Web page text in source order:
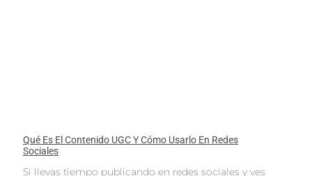
Qué Es El Contenido UGC Y Cómo Usarlo En Redes
Sociales
Si llevas tiempo publicando en redes sociales y ves